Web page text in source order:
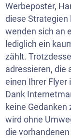
Werbeposter,
diese Strategien
wenden sich an
lediglich ein
zählt.
adressieren, die
einen Ihrer Flyer
Dank
keine
wird ohne
die